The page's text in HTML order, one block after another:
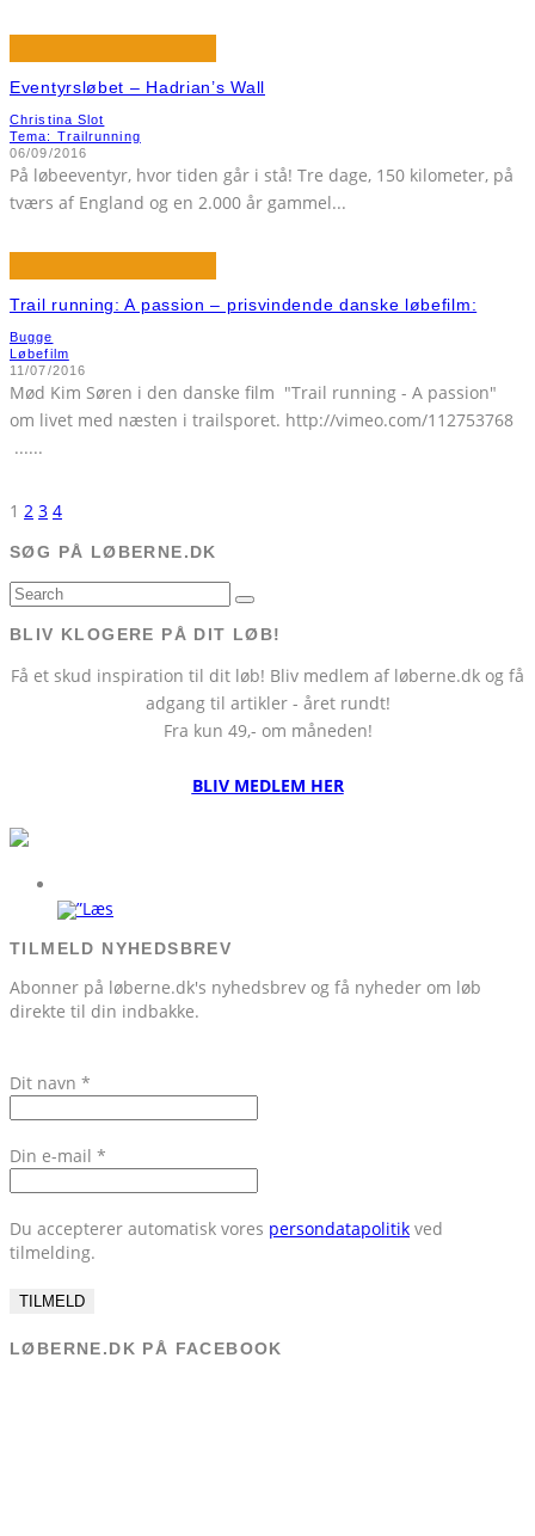
Eventyrsløbet – Hadrian’s Wall
Christina Slot
Tema: Trailrunning
06/09/2016
På løbeeventyr, hvor tiden går i stå! Tre dage, 150 kilometer, på
tværs af England og en 2.000 år gammel...
Trail running: A passion – prisvindende danske løbefilm:
Bugge
Løbefilm
11/07/2016
Mød Kim Søren i den danske film "Trail running - A passion"
om livet med næsten i trailsporet. http://vimeo.com/112753768
......
1 2 3 4
SØG PÅ LØBERNE.DK
BLIV KLOGERE PÅ DIT LØB!
Få et skud inspiration til dit løb! Bliv medlem af løberne.dk og få
adgang til artikler - året rundt!
Fra kun 49,- om måneden!
BLIV MEDLEM HER
TILMELD NYHEDSBREV
Abonner på løberne.dk's nyhedsbrev og få nyheder om løb
direkte til din indbakke.
Dit navn *
Din e-mail *
Du accepterer automatisk vores persondatapolitik ved
tilmelding.
LØBERNE.DK PÅ FACEBOOK